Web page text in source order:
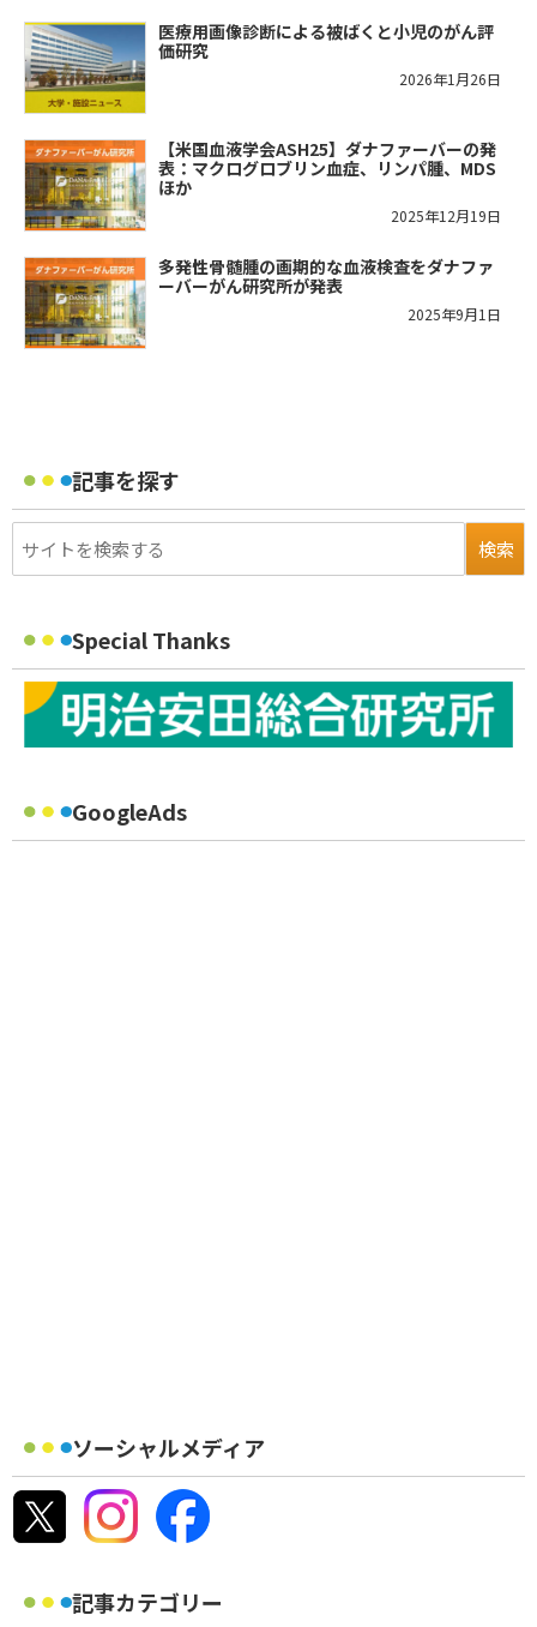
医療用画像診断による被ばくと小児のがん評
価研究
2026年1月26日
【米国血液学会ASH25】ダナファーバーの発
表：マクログロブリン血症、リンパ腫、MDS
ほか
2025年12月19日
多発性骨髄腫の画期的な血液検査をダナファ
ーバーがん研究所が発表
2025年9月1日
記事を探す
Special Thanks
GoogleAds
ソーシャルメディア
記事カテゴリー